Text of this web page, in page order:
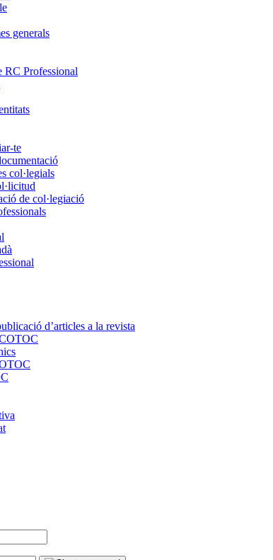
generals
RC Professional
te
col·legials
de col·legiació
d’articles a la revista